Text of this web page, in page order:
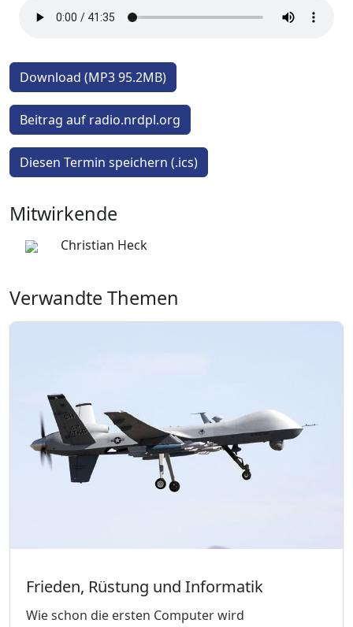
Download (MP3 95.2MB)
Beitrag auf radio.nrdpl.org
Diesen Termin speichern (.ics)
Mitwirkende
Christian Heck
Verwandte Themen
Frieden, Rüstung und Informatik
Wie schon die ersten Computer wird